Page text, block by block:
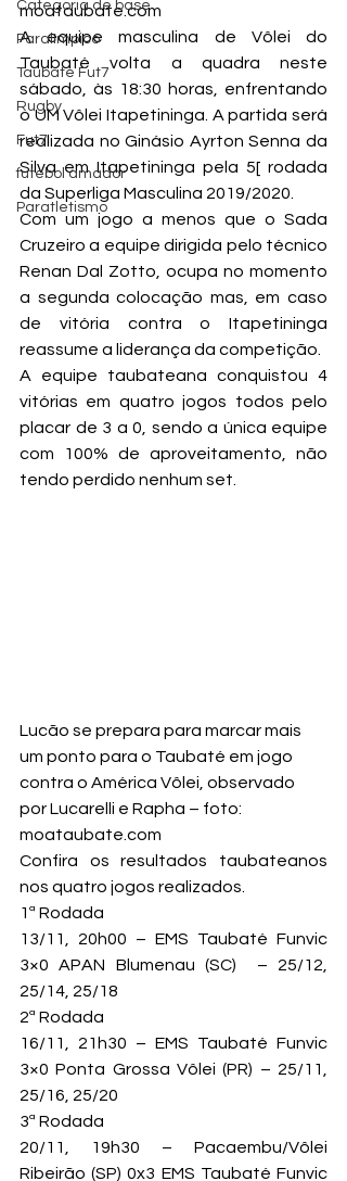
Categoria de base
Paralímpico
Taubaté Fut7
Rugby
Fut7
futebol amador
Paratletismo
moataubate.com
A equipe masculina de Vôlei do
Taubaté volta a quadra neste
sábado, às 18:30 horas, enfrentando
o UM Vôlei Itapetininga. A partida será
realizada no Ginásio Ayrton Senna da
Silva em Itapetininga pela 5[ rodada
da Superliga Masculina 2019/2020.
Com um jogo a menos que o Sada
Cruzeiro a equipe dirigida pelo técnico
Renan Dal Zotto, ocupa no momento
a segunda colocação mas, em caso
de vitória contra o Itapetininga
reassume a liderança da competição.
A equipe taubateana conquistou 4
vitórias em quatro jogos todos pelo
placar de 3 a 0, sendo a única equipe
com 100% de aproveitamento, não
tendo perdido nenhum set.
Lucão se prepara para marcar mais
um ponto para o Taubaté em jogo
contra o América Vôlei, observado
por Lucarelli e Rapha – foto:
moataubate.com
Confira os resultados taubateanos
nos quatro jogos realizados.
1ª Rodada
13/11, 20h00 – EMS Taubaté Funvic
3×0 APAN Blumenau (SC)  – 25/12,
25/14, 25/18
2ª Rodada
16/11, 21h30 – EMS Taubaté Funvic
3×0 Ponta Grossa Vôlei (PR) – 25/11,
25/16, 25/20
3ª Rodada
20/11, 19h30 – Pacaembu/Vôlei
Ribeirão (SP) 0x3 EMS Taubaté Funvic